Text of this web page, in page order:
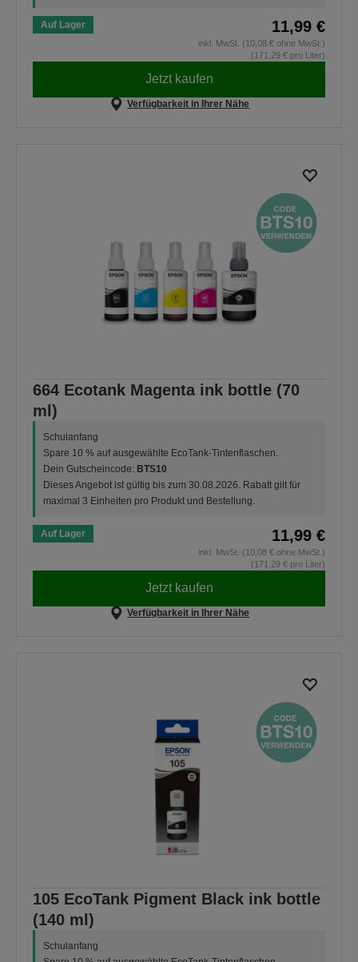
Auf Lager 11,99 €
inkl. MwSt. (10,08 € ohne MwSt.)
(171,29 € pro Liter)
Jetzt kaufen
Verfügbarkeit in Ihrer Nähe
664 Ecotank Magenta ink bottle (70
ml)
Schulanfang
Spare 10 % auf ausgewählte EcoTank-Tintenflaschen.
Dein Gutscheincode: BTS10
Dieses Angebot ist gültig bis zum 30.08.2026. Rabatt gilt für
maximal 3 Einheiten pro Produkt und Bestellung.
Auf Lager 11,99 €
inkl. MwSt. (10,08 € ohne MwSt.)
(171,29 € pro Liter)
Jetzt kaufen
Verfügbarkeit in Ihrer Nähe
105 EcoTank Pigment Black ink bottle
(140 ml)
Schulanfang